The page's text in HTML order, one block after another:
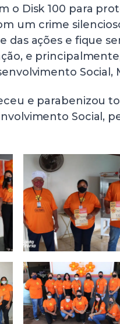
o Disk 100 para
um crime
das ações e fique
e
Social,
e parabenizou
Social,